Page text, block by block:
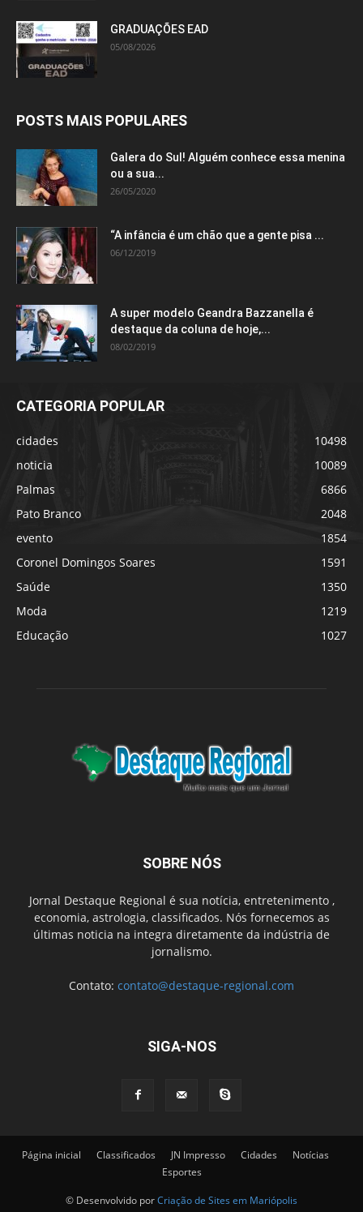
GRADUAÇÕES EAD
05/08/2026
POSTS MAIS POPULARES
Galera do Sul! Alguém conhece essa menina
ou a sua...
26/05/2020
“A infância é um chão que a gente pisa ...
06/12/2019
A super modelo Geandra Bazzanella é
destaque da coluna de hoje,...
08/02/2019
CATEGORIA POPULAR
cidades
10498
noticia
10089
Palmas
6866
Pato Branco
2048
evento
1854
Coronel Domingos Soares
1591
Saúde
1350
Moda
1219
Educação
1027
SOBRE NÓS
Jornal Destaque Regional é sua notícia, entretenimento ,
economia, astrologia, classificados. Nós fornecemos as
últimas noticia na integra diretamente da indústria de
jornalismo.
Contato: contato@destaque-regional.com
SIGA-NOS
Página inicial Classificados JN Impresso Cidades
Notícias
Esportes
© Desenvolvido porCriação de Sites em Mariópolis